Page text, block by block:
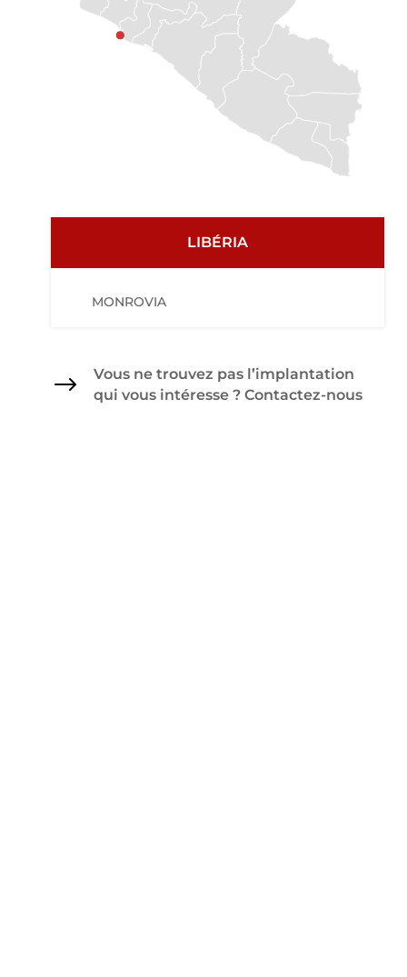
LIBÉRIA
MONROVIA
$
Vous ne trouvez pas l’implantation
qui vous intéresse ? Contactez-nous